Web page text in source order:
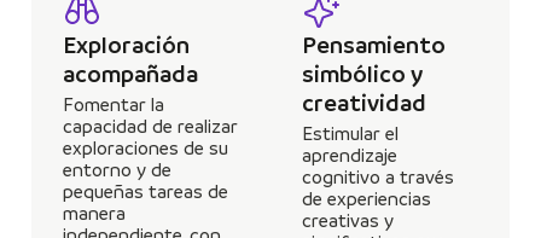
Exploración
acompañada
Fomentar la
capacidad de realizar
exploraciones de su
entorno y de
pequeñas tareas de
manera
Pensamiento
simbólico y
creatividad
Estimular el
aprendizaje
cognitivo a través
de experiencias
creativas y